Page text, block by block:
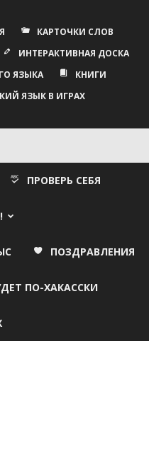
КАРТОЧКИ СЛОВ
ИНТЕРАКТИВНАЯ ДОСКА
ЯЗЫКА
КНИГИ
ЯЗЫК В ИГРАХ
ПРОВЕРЬ СЕБЯ
ПОЗДРАВЛЕНИЯ
ПО-ХАКАССКИ